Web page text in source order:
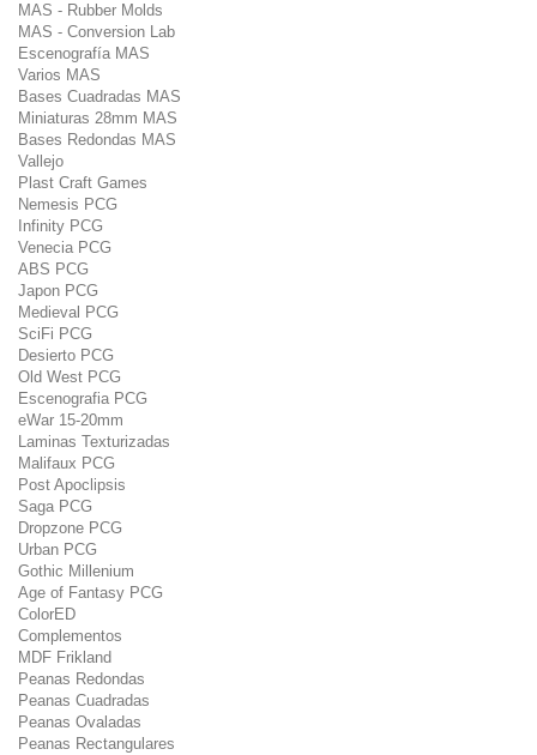
MAS - Rubber Molds
MAS - Conversion Lab
Escenografía MAS
Varios MAS
Bases Cuadradas MAS
Miniaturas 28mm MAS
Bases Redondas MAS
Vallejo
Plast Craft Games
Nemesis PCG
Infinity PCG
Venecia PCG
ABS PCG
Japon PCG
Medieval PCG
SciFi PCG
Desierto PCG
Old West PCG
Escenografia PCG
eWar 15-20mm
Laminas Texturizadas
Malifaux PCG
Post Apoclipsis
Saga PCG
Dropzone PCG
Urban PCG
Gothic Millenium
Age of Fantasy PCG
ColorED
Complementos
MDF Frikland
Peanas Redondas
Peanas Cuadradas
Peanas Ovaladas
Peanas Rectangulares